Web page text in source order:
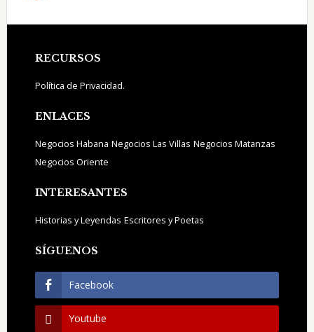
Footer
RECURSOS
Política de Privacidad.
ENLACES
Negocios Habana Negocios Las Villas Negocios Matanzas
Negocios Oriente
INTERESANTES
Historias y Leyendas Escritores y Poetas
SÍGUENOS
Facebook
Youtube